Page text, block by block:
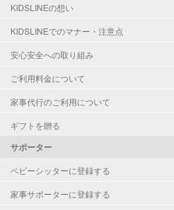
KIDSLINEの想い
KIDSLINEでのマナー・注意点
安心安全への取り組み
ご利用料金について
家事代行のご利用について
ギフトを贈る
サポーター
ベビーシッターに登録する
家事サポーターに登録する